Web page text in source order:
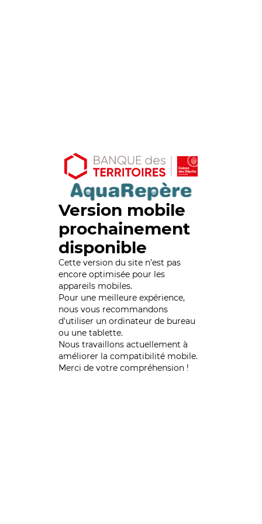
Version mobile
prochainement
disponible
Cette version du site n’est pas
encore optimisée pour les
appareils mobiles.
Pour une meilleure expérience,
nous vous recommandons
d'utiliser un ordinateur de bureau
ou une tablette.
Nous travaillons actuellement à
améliorer la compatibilité mobile.
Merci de votre compréhension !